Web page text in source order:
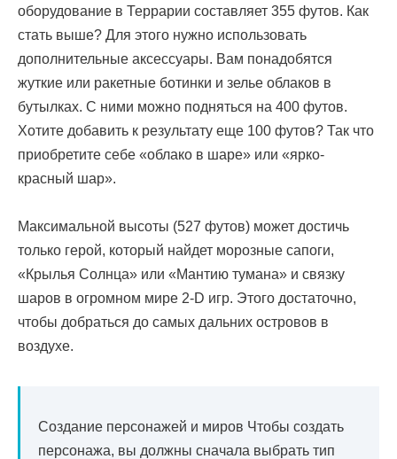
оборудование в Террарии составляет 355 футов. Как
стать выше? Для этого нужно использовать
дополнительные аксессуары. Вам понадобятся
жуткие или ракетные ботинки и зелье облаков в
бутылках. С ними можно подняться на 400 футов.
Хотите добавить к результату еще 100 футов? Так что
приобретите себе «облако в шаре» или «ярко-
красный шар».
Максимальной высоты (527 футов) может достичь
только герой, который найдет морозные сапоги,
«Крылья Солнца» или «Мантию тумана» и связку
шаров в огромном мире 2-D игр. Этого достаточно,
чтобы добраться до самых дальних островов в
воздухе.
Создание персонажей и миров Чтобы создать
персонажа, вы должны сначала выбрать тип